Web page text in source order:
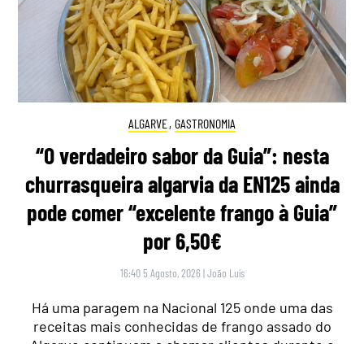
ALGARVE, GASTRONOMIA
“O verdadeiro sabor da Guia”: nesta
churrasqueira algarvia da EN125 ainda
pode comer “excelente frango à Guia”
por 6,50€
16:40 5 Agosto, 2026 |João Luís
Há uma paragem na Nacional 125 onde uma das
receitas mais conhecidas de frango assado do